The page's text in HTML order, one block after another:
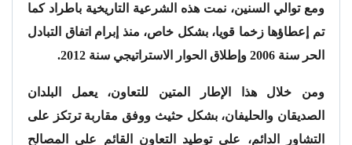
ومع توالي السنين، نمت هذه الشرعية التاريخية باطراد كما
تم إعطاؤها زخما قويا، بشكل خاص، منذ إبرام اتفاق التبادل
الحر سنة 2006 وإطلاق الحوار الاستراتيجي سنة 2012.
ومن خلال هذا الإطار المتين للتعاون، يعمل البلدان
الصديقان والحليفان، بشكل حثيث ووفق مقاربة ترتكز على
التشاور الدائم، على توطيد التعاون القائم على المصالح